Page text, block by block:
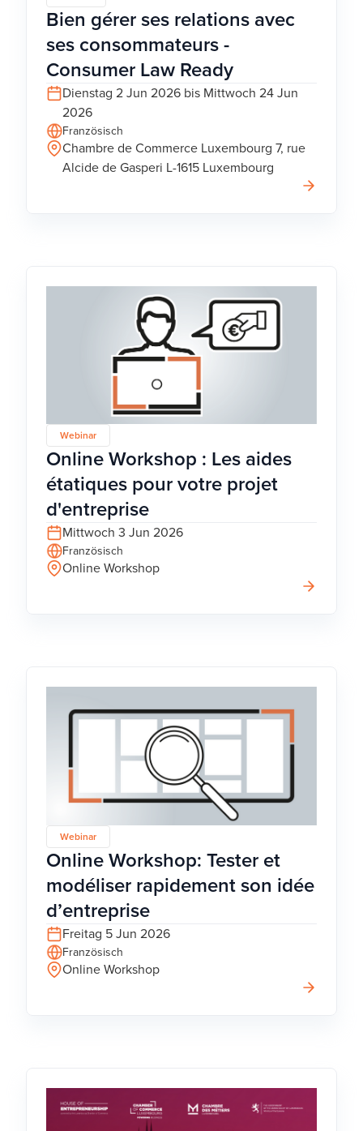
Bien gérer ses relations avec
ses consommateurs -
Consumer Law Ready
Dienstag 2 Jun 2026 bis Mittwoch 24 Jun
2026
Französisch
Chambre de Commerce Luxembourg 7, rue
Alcide de Gasperi L-1615 Luxembourg
Webinar
Online Workshop : Les aides
étatiques pour votre projet
d'entreprise
Mittwoch 3 Jun 2026
Französisch
Online Workshop
Webinar
Online Workshop: Tester et
modéliser rapidement son idée
d’entreprise
Freitag 5 Jun 2026
Französisch
Online Workshop